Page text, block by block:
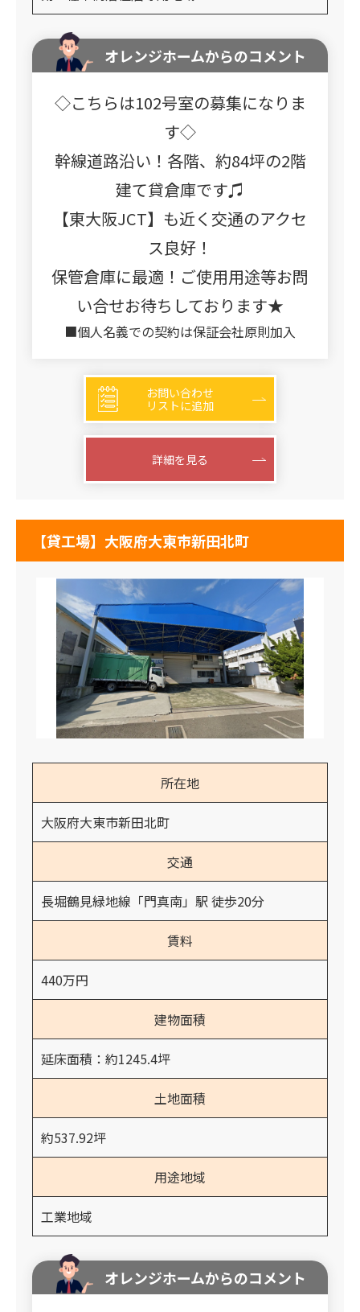
オレンジホームからのコメント
◇こちらは102号室の募集になりま
す◇
幹線道路沿い！各階、約84坪の2階
建て貸倉庫です♫
【東大阪JCT】も近く交通のアクセ
ス良好！
保管倉庫に最適！ご使用用途等お問
い合せお待ちしております★
■個人名義での契約は保証会社原則加入
お問い合わせ
リストに追加
詳細を見る
【貸工場】大阪府大東市新田北町
所在地
大阪府大東市新田北町
交通
長堀鶴見緑地線「門真南」駅 徒歩20分
賃料
440万円
建物面積
延床面積：約1245.4坪
土地面積
約537.92坪
用途地域
工業地域
オレンジホームからのコメント